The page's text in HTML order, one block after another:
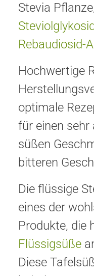
Stevia
Rebaudiosid-A
Hochwertige
optimale
für einen sehr
süßen
bitteren
Die flüssige
eines der
Produkte, die
Flüssigsüße
Diese